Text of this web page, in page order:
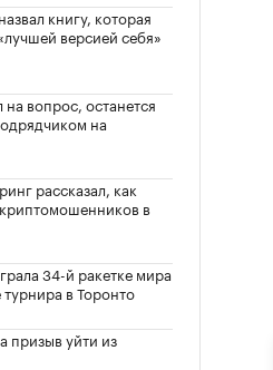
книгу, которая
версией себя»
на вопрос, останется
на
рассказал, как
в
34-й ракетке мира
турнира в Торонто
призыв уйти из